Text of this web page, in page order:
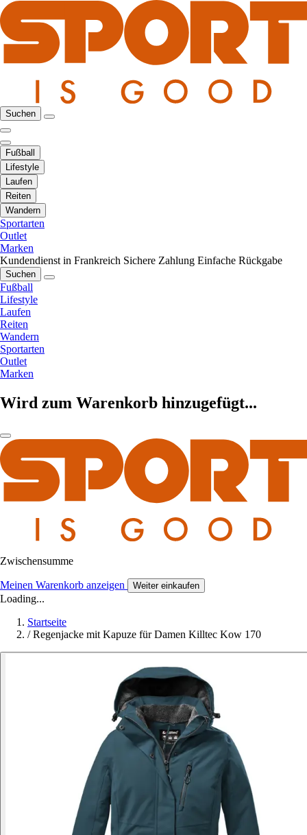
Suchen
Fußball
Lifestyle
Laufen
Reiten
Wandern
Sportarten
Outlet
Marken
Kundendienst in Frankreich Sichere Zahlung Einfache Rückgabe
Suchen
Fußball
Lifestyle
Laufen
Reiten
Wandern
Sportarten
Outlet
Marken
Wird zum Warenkorb hinzugefügt...
Zwischensumme
Meinen Warenkorb anzeigen Weiter einkaufen
Loading...
Startseite
/ Regenjacke mit Kapuze für Damen Killtec Kow 170